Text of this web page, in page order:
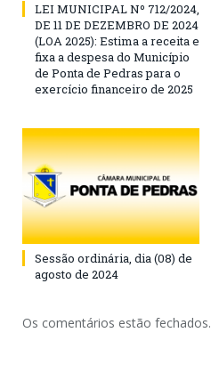
LEI MUNICIPAL Nº 712/2024,
DE 11 DE DEZEMBRO DE 2024
(LOA 2025): Estima a receita e
fixa a despesa do Município
de Ponta de Pedras para o
exercício financeiro de 2025
Sessão ordinária, dia (08) de
agosto de 2024
Os comentários estão fechados.